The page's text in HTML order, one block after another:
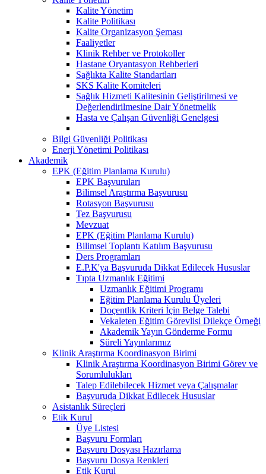
Kalite Yönetim
Kalite Politikası
Kalite Organizasyon Şeması
Faaliyetler
Klinik Rehber ve Protokoller
Hastane Oryantasyon Rehberleri
Sağlıkta Kalite Standartları
SKS Kalite Komiteleri
Sağlık Hizmeti Kalitesinin Geliştirilmesi ve
Değerlendirilmesine Dair Yönetmelik
Hasta ve Çalışan Güvenliği Genelgesi
Bilgi Güvenliği Politikası
Enerji Yönetimi Politikası
Akademik
EPK (Eğitim Planlama Kurulu)
EPK Başvuruları
Bilimsel Araştırma Başvurusu
Rotasyon Başvurusu
Tez Başvurusu
Mevzuat
EPK (Eğitim Planlama Kurulu)
Bilimsel Toplantı Katılım Başvurusu
Ders Programları
E.P.K'ya Başvuruda Dikkat Edilecek Hususlar
Tıpta Uzmanlık Eğitimi
Uzmanlık Eğitimi Programı
Eğitim Planlama Kurulu Üyeleri
Doçentlik Kriteri İçin Belge Talebi
Vekaleten Eğitim Görevlisi Dilekçe Örneği
Akademik Yayın Gönderme Formu
Süreli Yayınlarımız
Klinik Araştırma Koordinasyon Birimi
Klinik Araştırma Koordinasyon Birimi Görev ve
Sorumlulukları
Talep Edilebilecek Hizmet veya Çalışmalar
Başvuruda Dikkat Edilecek Hususlar
Asistanlık Süreçleri
Etik Kurul
Üye Listesi
Başvuru Formları
Başvuru Dosyası Hazırlama
Başvuru Dosya Renkleri
Etik Kurul